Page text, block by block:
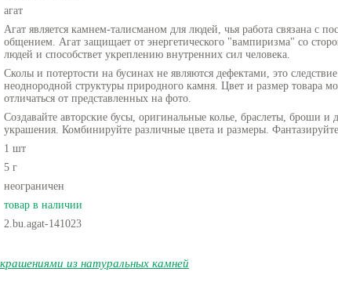
агат
Агат является камнем-талисманом для людей, чья работа связана с
общением. Агат защищает от энергетического "вампиризма" со
людей и способствет укреплению внутренних сил человека.
Сколы и потертости на бусинах не являются дефектами, это следствие
неоднородной структуры природного камня. Цвет и размер товара
отличаться от представленных на фото.
Создавайте авторские бусы, оригинальные колье, браслеты, броши и
украшения. Комбинируйте различные цвета и размеры.
1 шт
5 г
неограничен
товар в наличии
2.bu.agat-141023
из натуральных камней